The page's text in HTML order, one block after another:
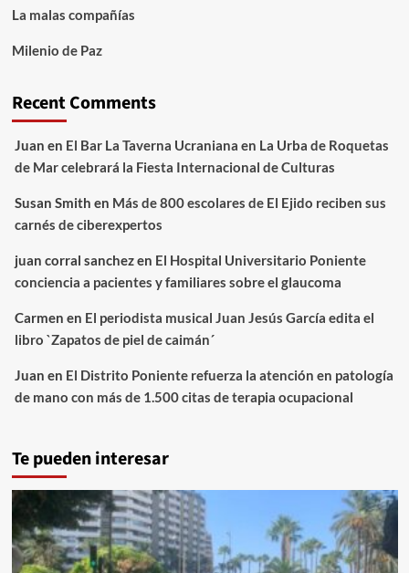
La malas compañías
Milenio de Paz
Recent Comments
Juan en El Bar La Taverna Ucraniana en La Urba de Roquetas
de Mar celebrará la Fiesta Internacional de Culturas
Susan Smith en Más de 800 escolares de El Ejido reciben sus
carnés de ciberexpertos
juan corral sanchezen El Hospital Universitario Poniente
conciencia a pacientes y familiares sobre el glaucoma
Carmen en El periodista musical Juan Jesús García edita el
libro `Zapatos de piel de caimán´
Juan en El Distrito Poniente refuerza la atención en patología
de mano con más de 1.500 citas de terapia ocupacional
Te pueden interesar